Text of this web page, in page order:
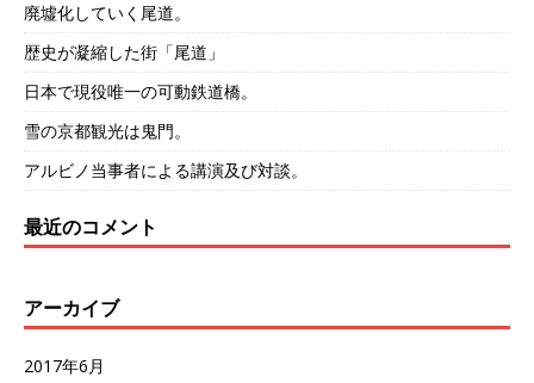
廃墟化していく尾道。
歴史が凝縮した街「尾道」
日本で現役唯一の可動鉄道橋。
雪の京都観光は鬼門。
アルビノ当事者による講演及び対談。
最近のコメント
アーカイブ
2017年6月